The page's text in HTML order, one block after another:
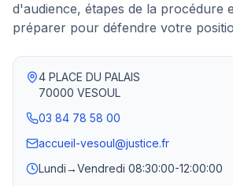
d'audience, étapes de la procédure
préparer pour défendre votre
4 PLACE DU PALAIS
70000 VESOUL
03 84 78 58 00
accueil-vesoul@justice.fr
Lundi→Vendredi 08:30:00-12:00:00